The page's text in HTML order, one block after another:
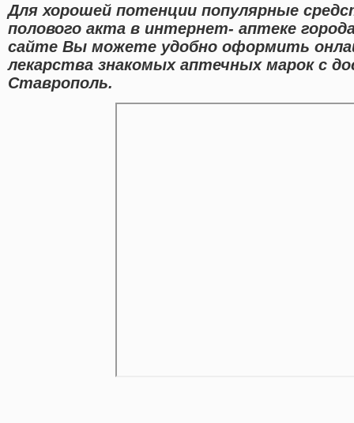
Для хорошей потенции популярные
полового акта в интернет- аптеке
сайте Вы можете удобно оформить
лекарства знакомых аптечных марок с
Ставрополь.